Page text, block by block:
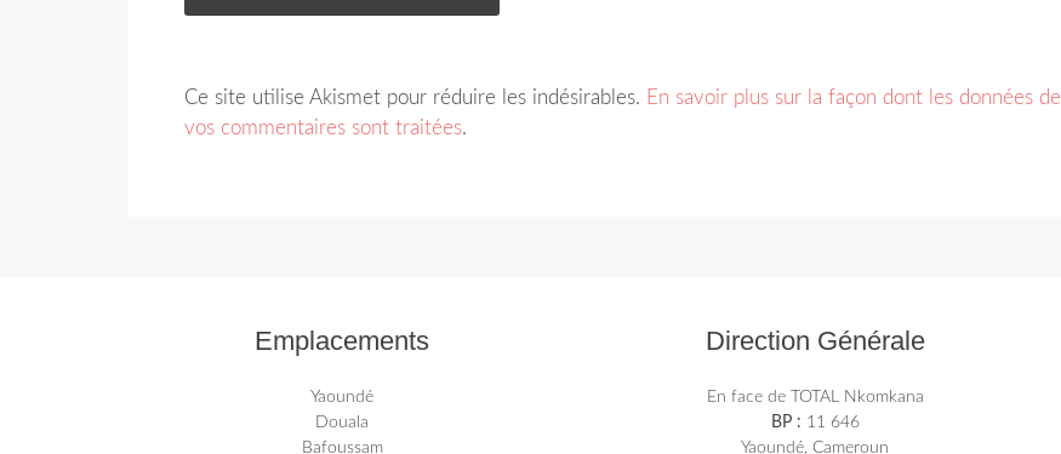
Ce site utilise Akismet pour réduire les indésirables. En savoir plus sur la façon dont les données de
vos commentaires sont traitées.
Emplacements
Yaoundé
Douala
Bafoussam
Direction Générale
En face de TOTAL Nkomkana
BP : 11 646
Yaoundé, Cameroun